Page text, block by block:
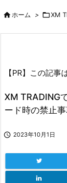
ホーム > XM
【PR】この記事
XM TRADING
ード時の禁止
 2023年10月1日